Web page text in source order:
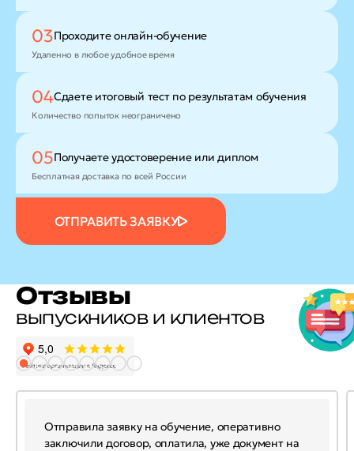
ОТПРАВИТЬ ЗАЯВКУ
03Проходитеонлайн-обучение
Удаленно в любое удобное время
04Сдаете итоговый тест по результатам обучения
Количество попыток неограничено
05Получаете удостоверение или диплом
Бесплатная доставка по всей России
Отзывы
выпускников и клиентов
Отправила заявку на обучение, оперативно
заключили договор, оплатила, уже документ на